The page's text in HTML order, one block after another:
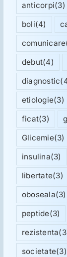
anticorpi(3)
boli(4)
comunicare
debut(4)
diagnostic
etiologie(3)
ficat(3)
Glicemie(3)
insulina(3)
libertate(3)
oboseala(3)
peptide(3)
rezistenta
societate(3)